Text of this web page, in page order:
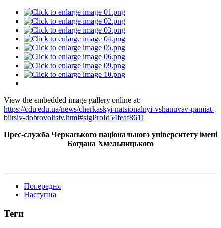
View the embedded image gallery online at:
https://cdu.edu.ua/news/cherkaskyi-natsionalnyi-vshanuvav-pamiat-
biitsiv-dobrovoltsiv.html#sigProId54feaf8611
Прес-служба Черкаського національного університету імені
Богдана Хмельницького
Попередня
Наступна
Теги